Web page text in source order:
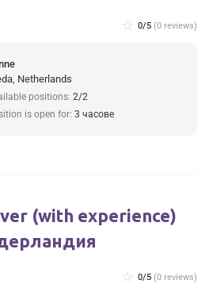
star_border 0/5 (0 reviews)
Netherlands
positions: 2/2
is open for: 3 часове
(with experience)
star_border 0/5 (0 reviews)